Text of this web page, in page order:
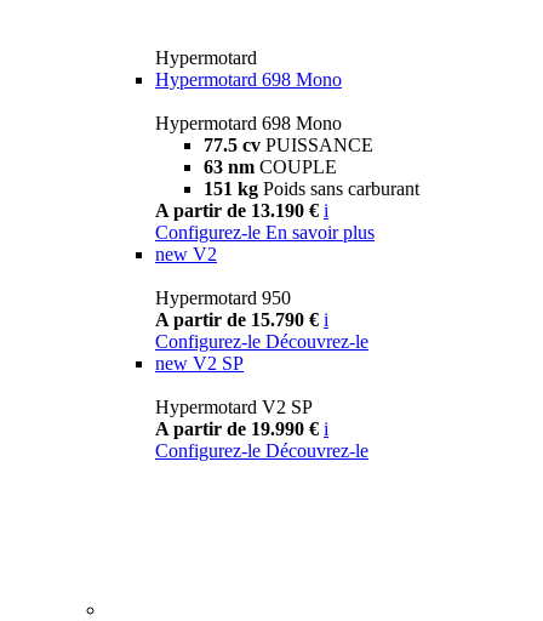
Hypermotard
Hypermotard 698 Mono
Hypermotard 698 Mono
77.5 cv PUISSANCE
63 nm COUPLE
151 kg Poids sans carburant
A partir de 13.190 € i
Configurez-le En savoir plus
new V2
Hypermotard 950
A partir de 15.790 € i
Configurez-le Découvrez-le
new V2 SP
Hypermotard V2 SP
A partir de 19.990 € i
Configurez-le Découvrez-le